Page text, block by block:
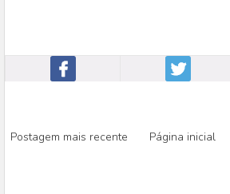
Postagem mais recente Página inicial